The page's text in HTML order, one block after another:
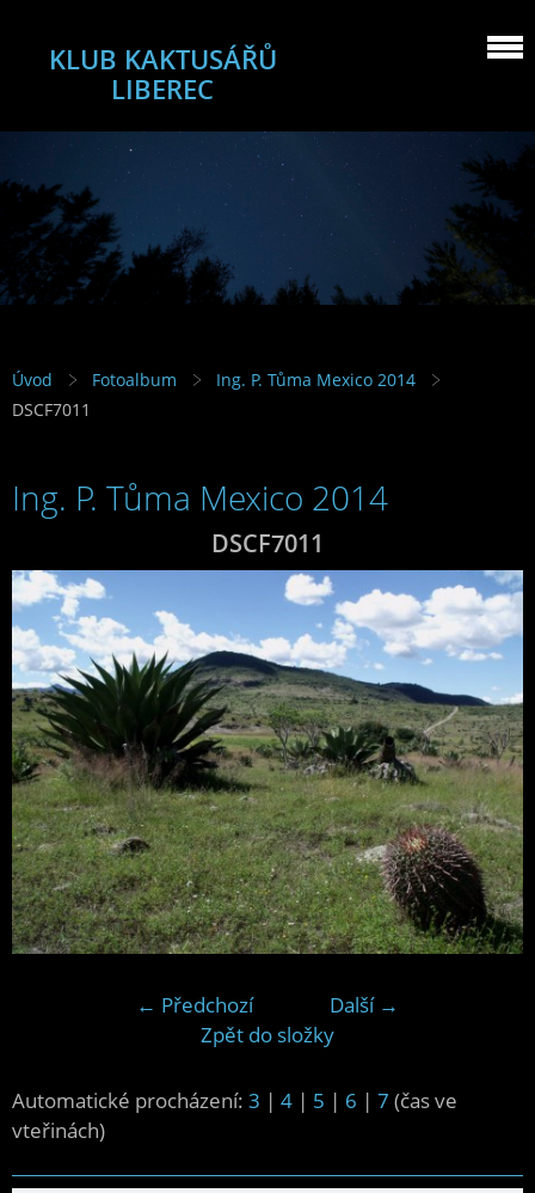
KLUB KAKTUSÁŘŮ
LIBEREC
Úvod Fotoalbum
Ing. P. Tůma Mexico 2014
DSCF7011
Ing. P. Tůma Mexico 2014
DSCF7011
← Předchozí
Další →
Zpět do složky
Automatické procházení: 3 | 4 | 5 | 6 | 7 (čas ve
vteřinách)